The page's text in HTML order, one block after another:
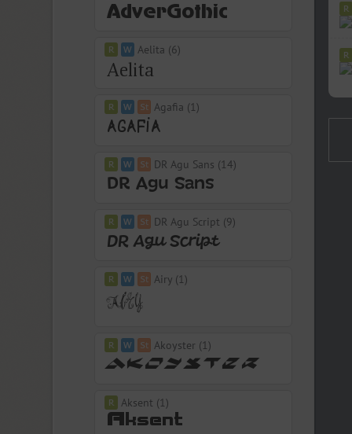
Aelita (6)
Agafia (1)
DR Agu Sans (14)
DR Agu Script (9)
Airy (1)
Akoyster (1)
Aksent (1)